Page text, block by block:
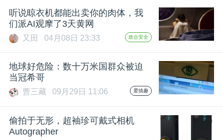
峰
公
课
听说晾衣机都能出卖你的肉体，我
们派AI观摩了3天黄网
又田 04月08日 23:33 政企安全
地球好危险：数十万米国群众被迫
当冠希哥
曹三藏 09月29日 11:06 爱搞趣
偷拍于无形，超袖珍可戴式相机
Autographer